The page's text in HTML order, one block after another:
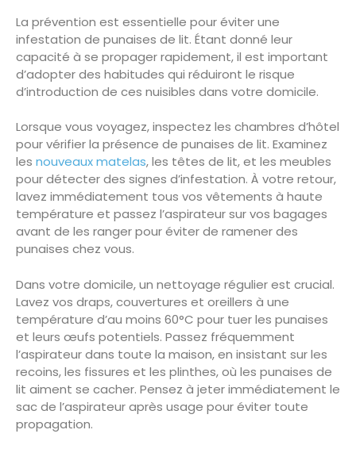
La prévention est essentielle pour éviter une
infestation de punaises de lit. Étant donné leur
capacité à se propager rapidement, il est important
d’adopter des habitudes qui réduiront le risque
d’introduction de ces nuisibles dans votre domicile.
Lorsque vous voyagez, inspectez les chambres d’hôtel
pour vérifier la présence de punaises de lit. Examinez
les nouveaux matelas, les têtes de lit, et les meubles
pour détecter des signes d’infestation. À votre retour,
lavez immédiatement tous vos vêtements à haute
température et passez l’aspirateur sur vos bagages
avant de les ranger pour éviter de ramener des
punaises chez vous.
Dans votre domicile, un nettoyage régulier est crucial.
Lavez vos draps, couvertures et oreillers à une
température d’au moins 60°C pour tuer les punaises
et leurs œufs potentiels. Passez fréquemment
l’aspirateur dans toute la maison, en insistant sur les
recoins, les fissures et les plinthes, où les punaises de
lit aiment se cacher. Pensez à jeter immédiatement le
sac de l’aspirateur après usage pour éviter toute
propagation.